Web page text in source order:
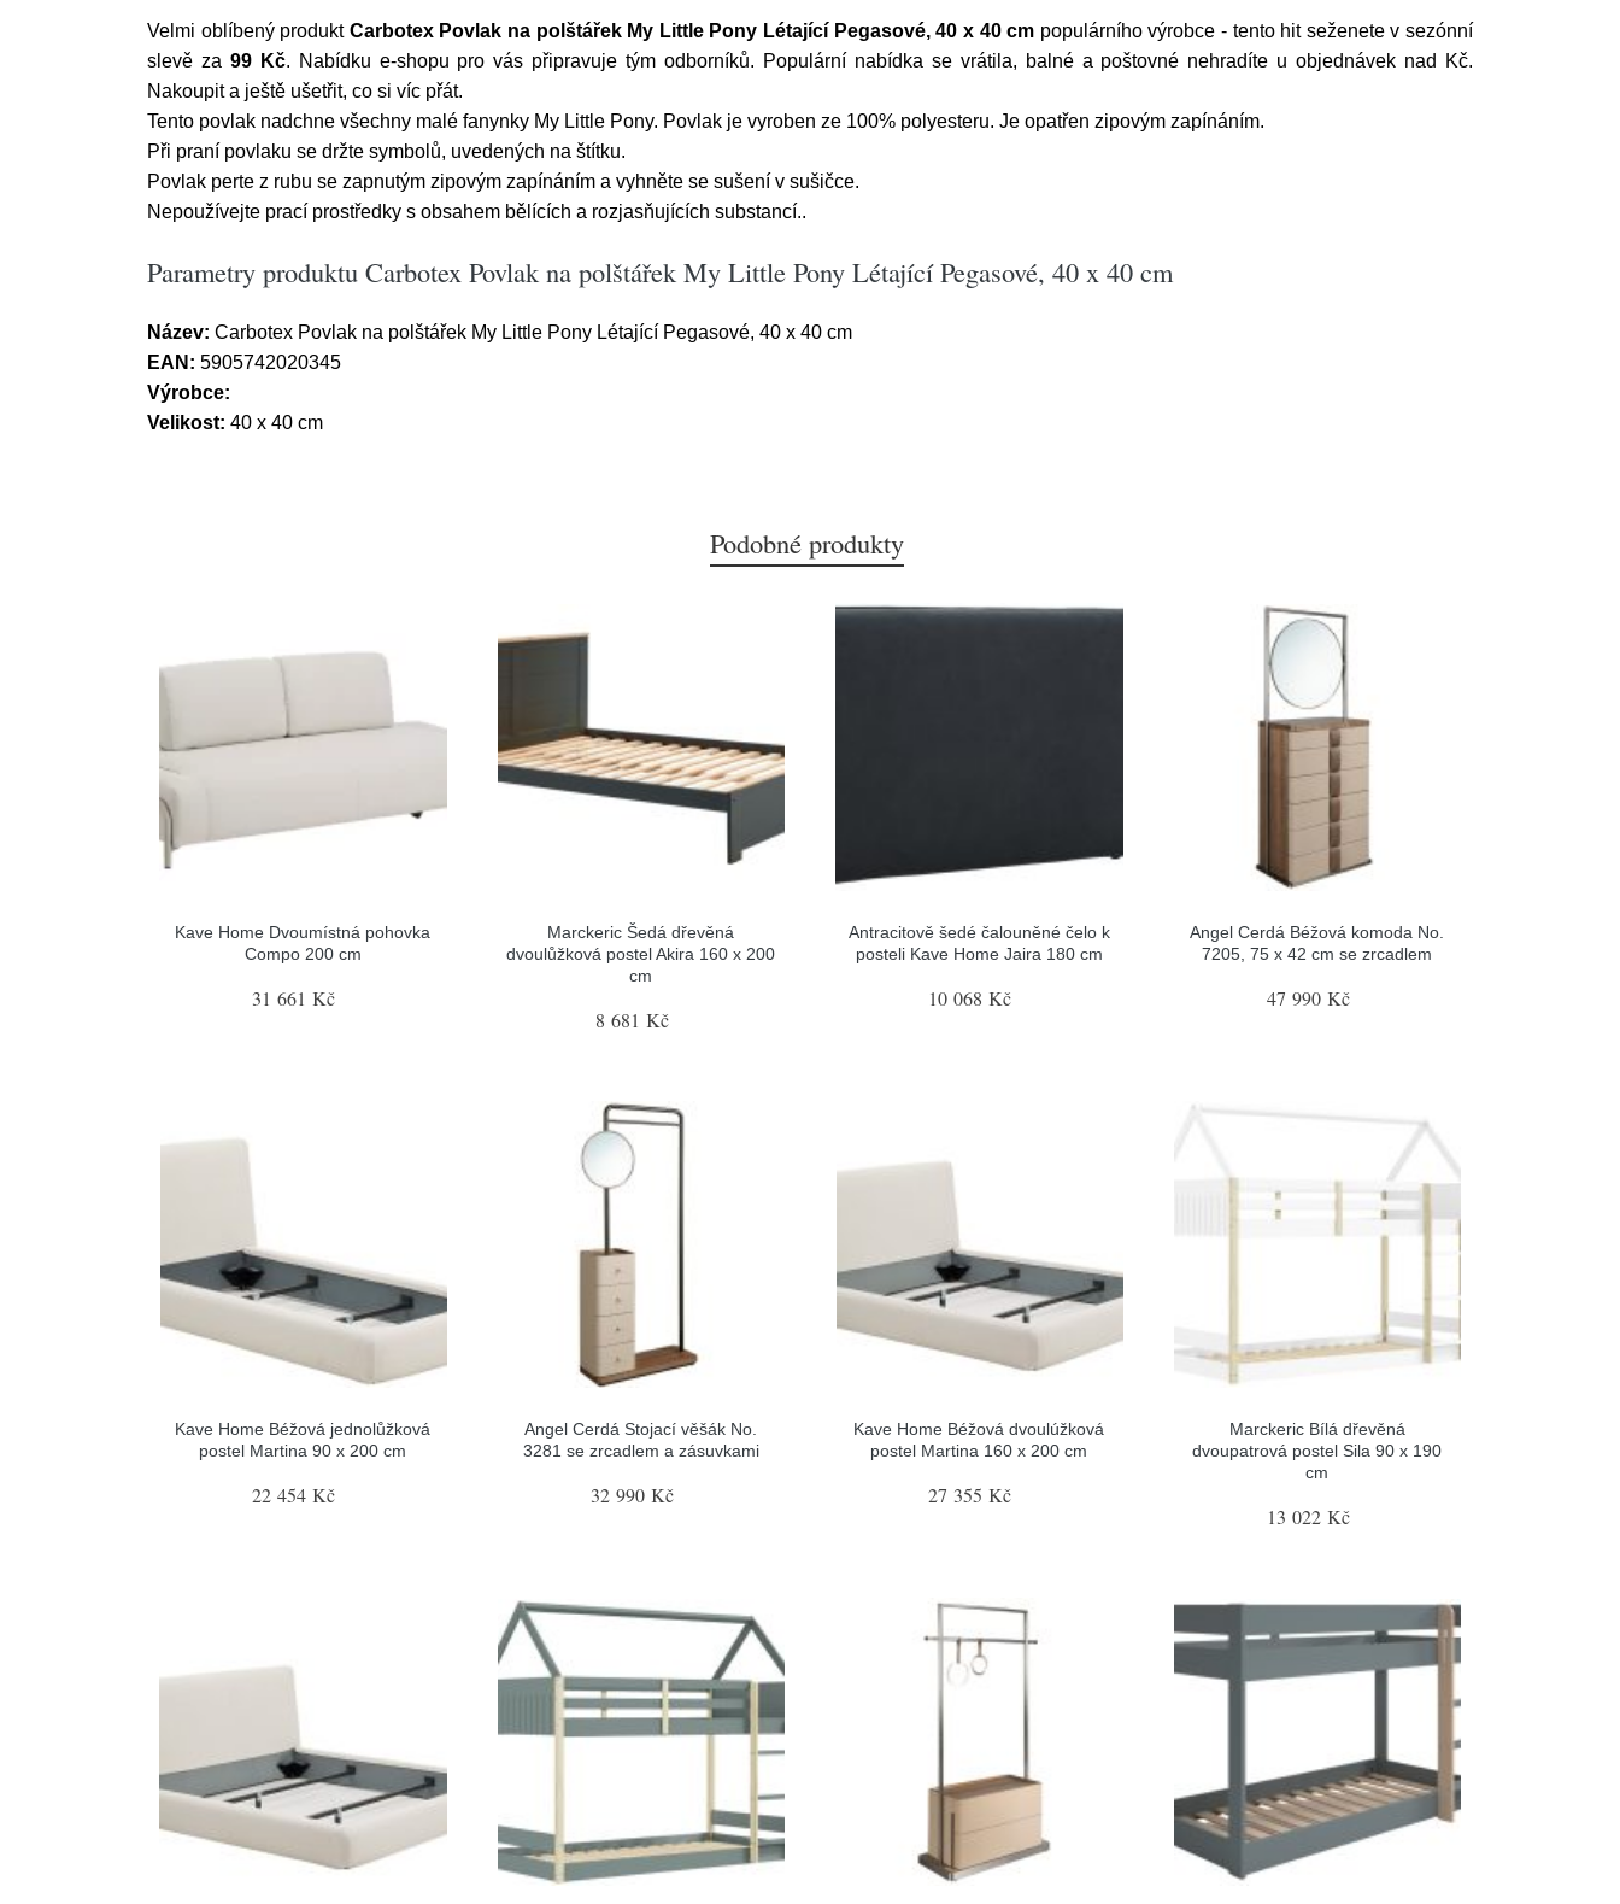
Velmi oblíbený produkt Carbotex Povlak na polštářek My Little Pony Létající Pegasové, 40 x 40 cm populárního výrobce - tento hit seženete v sezónní
slevě za 99 Kč. Nabídku e-shopu pro vás připravuje tým odborníků. Populární nabídka se vrátila, balné a poštovné nehradíte u objednávek nad Kč.
Nakoupit a ještě ušetřit, co si víc přát.
Tento povlak nadchne všechny malé fanynky My Little Pony. Povlak je vyroben ze 100% polyesteru. Je opatřen zipovým zapínáním.
Při praní povlaku se držte symbolů, uvedených na štítku.
Povlak perte z rubu se zapnutým zipovým zapínáním a vyhněte se sušení v sušičce.
Nepoužívejte prací prostředky s obsahem bělících a rozjasňujících substancí..
Parametry produktu Carbotex Povlak na polštářek My Little Pony Létající Pegasové, 40 x 40 cm
Název: Carbotex Povlak na polštářek My Little Pony Létající Pegasové, 40 x 40 cm
EAN: 5905742020345
Výrobce:
Velikost: 40 x 40 cm
Podobné produkty
Kave Home Dvoumístná pohovka
Compo 200 cm
31 661 Kč
Marckeric Šedá dřevěná
dvoulůžková postel Akira 160 x 200
cm
8 681 Kč
Antracitově šedé čalouněné čelo k
posteli Kave Home Jaira 180 cm
10 068 Kč
Angel Cerdá Béžová komoda No.
7205, 75 x 42 cm se zrcadlem
47 990 Kč
Kave Home Béžová jednolůžková
postel Martina 90 x 200 cm
22 454 Kč
Angel Cerdá Stojací věšák No.
3281 se zrcadlem a zásuvkami
32 990 Kč
Kave Home Béžová dvoulúžková
postel Martina 160 x 200 cm
27 355 Kč
Marckeric Bílá dřevěná
dvoupatrová postel Sila 90 x 190
cm
13 022 Kč